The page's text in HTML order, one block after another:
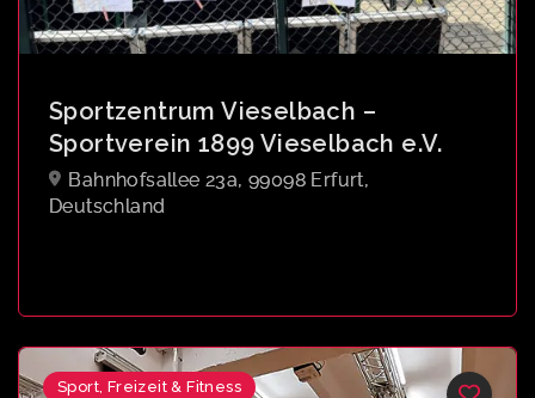
Sportzentrum Vieselbach –
Sportverein 1899 Vieselbach e.V.
Bahnhofsallee 23a, 99098 Erfurt,
Deutschland
Sport, Freizeit & Fitness